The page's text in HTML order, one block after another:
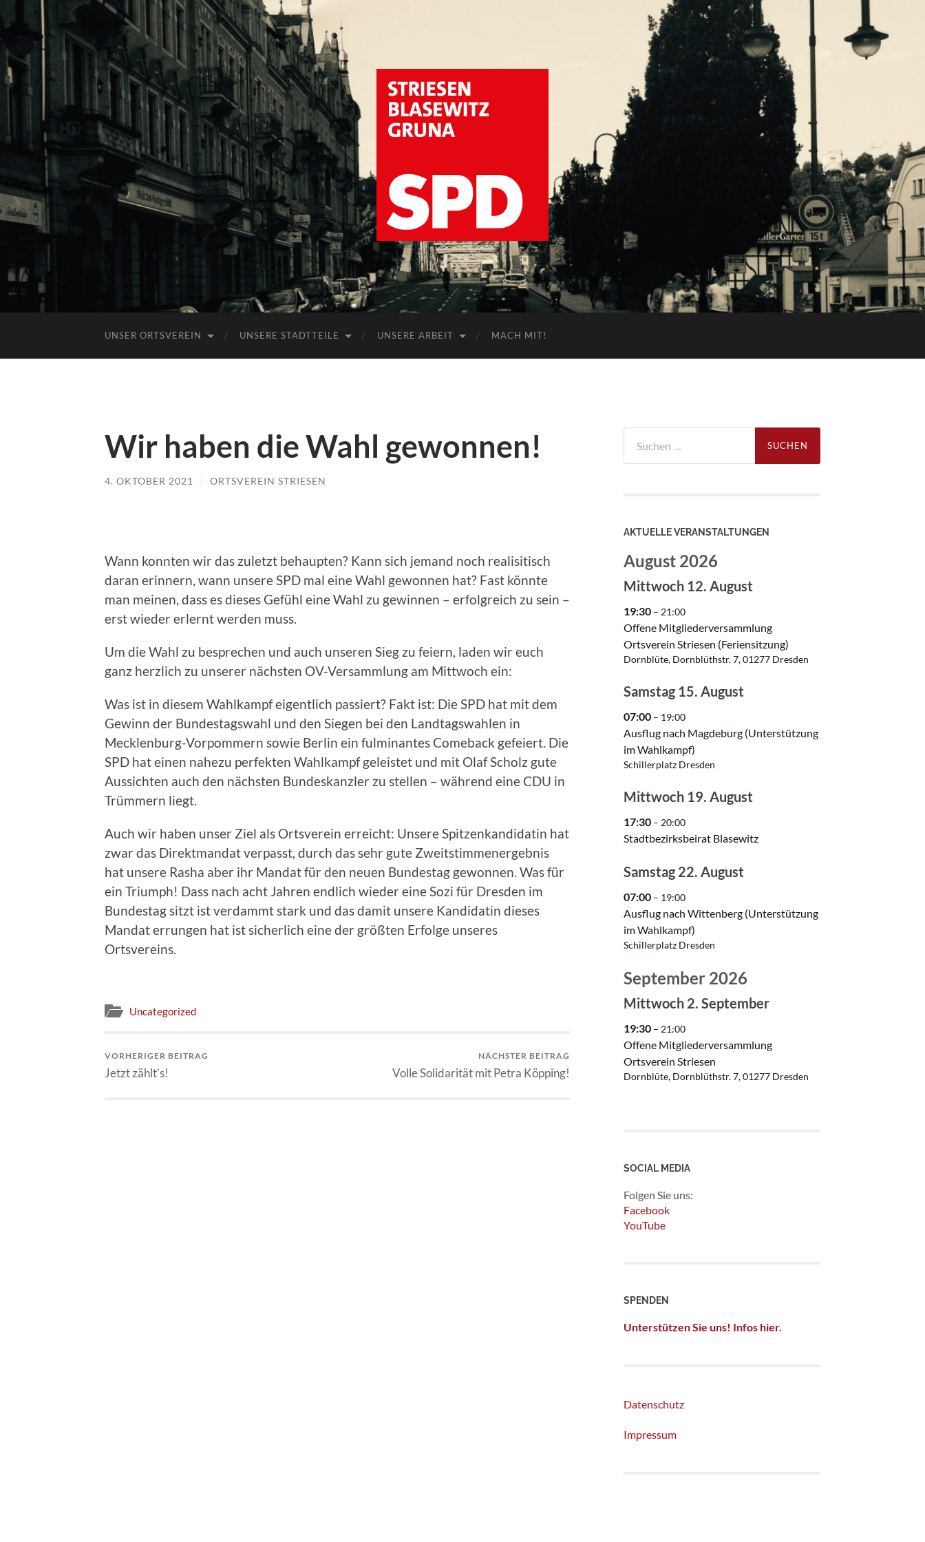
SPD
Dresden
Striesen
UNSER ORTSVEREIN UNSERE STADTTEILE UNSERE ARBEIT MACH MIT!
Wir haben die Wahl gewonnen!
4. OKTOBER 2021 / ORTSVEREIN STRIESEN
Wann konnten wir das zuletzt behaupten? Kann sich jemand noch realisitisch
daran erinnern, wann unsere SPD mal eine Wahl gewonnen hat? Fast könnte
man meinen, dass es dieses Gefühl eine Wahl zu gewinnen – erfolgreich zu sein –
erst wieder erlernt werden muss.
Um die Wahl zu besprechen und auch unseren Sieg zu feiern, laden wir euch
ganz herzlich zu unserer nächsten OV-Versammlung am Mittwoch ein:
Was ist in diesem Wahlkampf eigentlich passiert? Fakt ist: Die SPD hat mit dem
Gewinn der Bundestagswahl und den Siegen bei den Landtagswahlen in
Mecklenburg-Vorpommern sowie Berlin ein fulminantes Comeback gefeiert. Die
SPD hat einen nahezu perfekten Wahlkampf geleistet und mit Olaf Scholz gute
Aussichten auch den nächsten Bundeskanzler zu stellen – während eine CDU in
Trümmern liegt.
Auch wir haben unser Ziel als Ortsverein erreicht: Unsere Spitzenkandidatin hat
zwar das Direktmandat verpasst, durch das sehr gute Zweitstimmenergebnis
hat unsere Rasha aber ihr Mandat für den neuen Bundestag gewonnen. Was für
ein Triumph! Dass nach acht Jahren endlich wieder eine Sozi für Dresden im
Bundestag sitzt ist verdammt stark und das damit unsere Kandidatin dieses
Mandat errungen hat ist sicherlich eine der größten Erfolge unseres
Ortsvereins.
Uncategorized
VORHERIGER BEITRAG
Jetzt zählt’s!
NÄCHSTER BEITRAG
Volle Solidarität mit Petra Köpping!
nach:
AKTUELLE VERANSTALTUNGEN
August 2026
Mittwoch 12. August
19:30 – 21:00
Offene Mitgliederversammlung
Ortsverein Striesen (Feriensitzung)
Dornblüte, Dornblüthstr. 7, 01277 Dresden
Samstag 15. August
07:00 – 19:00
Ausflug nach Magdeburg (Unterstützung
im Wahlkampf)
Schillerplatz Dresden
Mittwoch 19. August
17:30 – 20:00
Stadtbezirksbeirat Blasewitz
Samstag 22. August
07:00 – 19:00
Ausflug nach Wittenberg (Unterstützung
im Wahlkampf)
Schillerplatz Dresden
September 2026
Mittwoch 2. September
19:30 – 21:00
Offene Mitgliederversammlung
Ortsverein Striesen
Dornblüte, Dornblüthstr. 7, 01277 Dresden
SOCIAL MEDIA
Folgen Sie uns:
Facebook
YouTube
SPENDEN
Unterstützen Sie uns! Infos hier.
Datenschutz
Impressum